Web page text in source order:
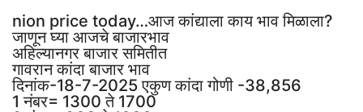
nion price today…आज कांद्याला काय भाव मिळाला?
जाणून घ्या आजचे बाजारभाव
अहिल्यानगर बाजार समितीत
गावरान कांदा बाजार भाव
दिनांक-18-7-2025 एकुण कांदा गोणी -38,856
1 नंबर= 1300 ते 1700